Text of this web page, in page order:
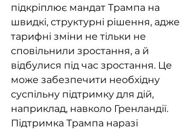
підкріплює мандат Трампа на
швидкі, структурні рішення, адже
тарифні зміни не тільки не
сповільнили зростання, а й
відбулися під час зростання. Це
може забезпечити необхідну
суспільну підтримку для дій,
наприклад, навколо Гренландії.
Підтримка Трампа наразі